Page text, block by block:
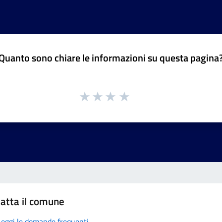
sono chiare le informazioni su questa
il comune